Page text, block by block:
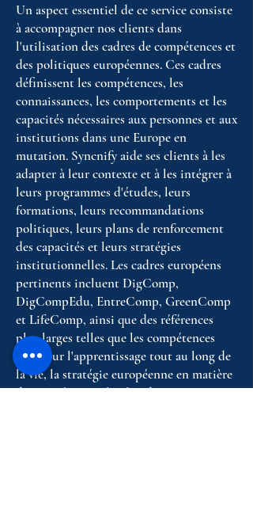
Un aspect essentiel de ce service consiste
à accompagner nos clients dans
l'utilisation des cadres de compétences et
des politiques européennes. Ces cadres
définissent les compétences, les
connaissances, les comportements et les
capacités nécessaires aux personnes et aux
institutions dans une Europe en
mutation. Syncnify aide ses clients à les
adapter à leur contexte et à les intégrer à
leurs programmes d'études, leurs
formations, leurs recommandations
politiques, leurs plans de renforcement
des capacités et leurs stratégies
institutionnelles. Les cadres européens
pertinents incluent DigComp,
DigCompEdu, EntreComp, GreenComp
et LifeComp, ainsi que des références
plus larges telles que les compétences
clés pour l'apprentissage tout au long de
la vie, la stratégie européenne en matière
de compétences, le plan d'action pour